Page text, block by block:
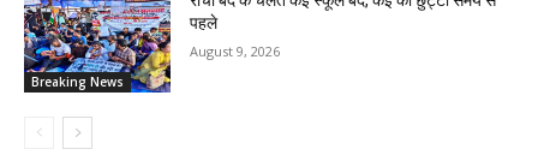
Breaking News
पहले
August 9, 2026